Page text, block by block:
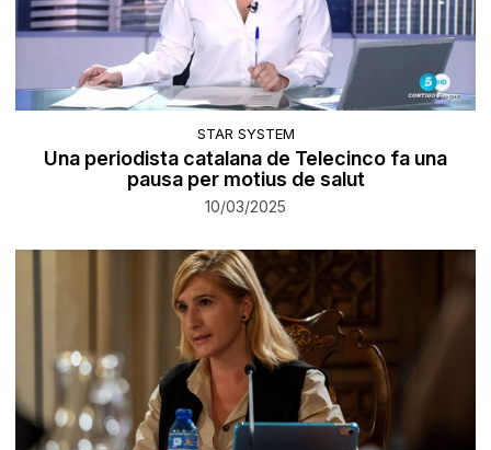
STAR SYSTEM
Una periodista catalana de Telecinco fa una
pausa per motius de salut
10/03/2025